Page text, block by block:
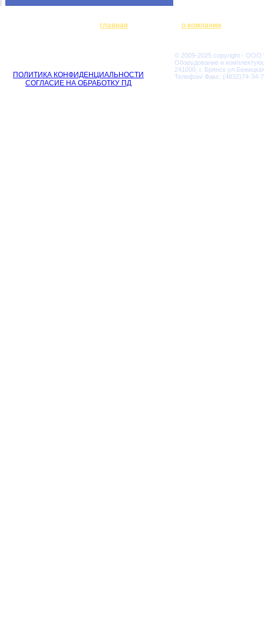
главная о компании
ПОЛИТИКА КОНФИДЕНЦИАЛЬНОСТИ
СОГЛАСИЕ НА ОБРАБОТКУ ПД
© 2009-2025 copyright - ООО
Оборудование и
241000, г. Брянск
Телефон/ Факс: (4832)74-34-